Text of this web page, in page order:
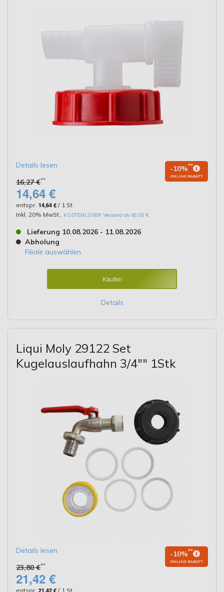
Details lesen
16,27 €**
-10%**
ONLINE RABATT
14,64 €
entspr. 14,64 € / 1 St
Inkl. 20% MwSt.
KOSTENLOSER Versand ab 49,00 €
Lieferung 10.08.2026 - 11.08.2026
Abholung
Filiale auswählen
Kaufen
Details
Liqui Moly 29122 Set
Kugelauslaufhahn 3/4"" 1Stk
Details lesen
23,80 €**
-10%**
ONLINE RABATT
21,42 €
entspr. 21,42 € / 1 St